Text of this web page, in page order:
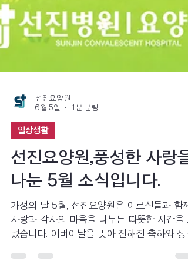
선진요양원
6월 5일
1분 분량
일상생활
선진요양원,풍성한 사랑을
나눈 5월 소식입니다.